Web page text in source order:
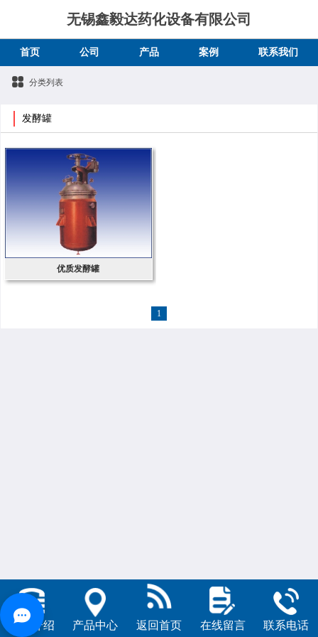
无锡鑫毅达药化设备有限公司
首页 公司 产品 案例 联系我们
分类列表
发酵罐
优质发酵罐
1
公司介绍 产品中心 返回首页 在线留言 联系电话